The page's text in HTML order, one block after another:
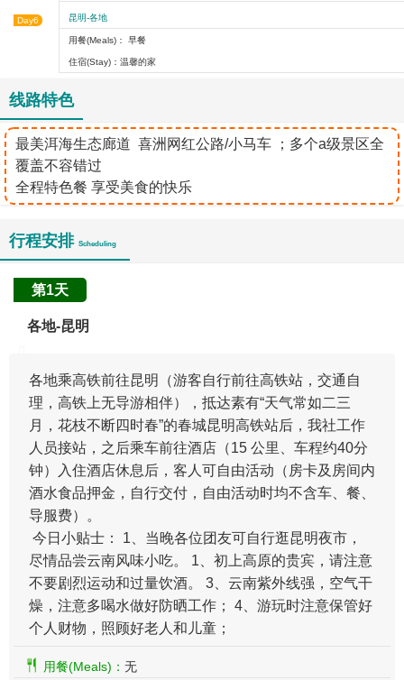
Day6 昆明-各地
用餐(Meals)： 早餐
住宿(Stay)：温馨的家
线路特色
最美洱海生态廊道 喜洲网红公路/小马车 ；多个a级景区全
覆盖不容错过
​全程特色餐 享受美食的快乐
行程安排 Scheduling
第1天
各地-昆明
各地乘高铁前往昆明（游客自行前往高铁站，交通自
理，高铁上无导游相伴），抵达素有“天气常如二三
月，花枝不断四时春”的春城昆明高铁站后，我社工作
人员接站，之后乘车前往酒店（15 公里、车程约40分
钟）入住酒店休息后，客人可自由活动（房卡及房间内
酒水食品押金，自行交付，自由活动时均不含车、餐、
导服费）。
今日小贴士： 1、当晚各位团友可自行逛昆明夜市，
尽情品尝云南风味小吃。 1、初上高原的贵宾，请注意
不要剧烈运动和过量饮酒。 3、云南紫外线强，空气干
燥，注意多喝水做好防晒工作； 4、游玩时注意保管好
个人财物，照顾好老人和儿童；
用餐(Meals)： 无